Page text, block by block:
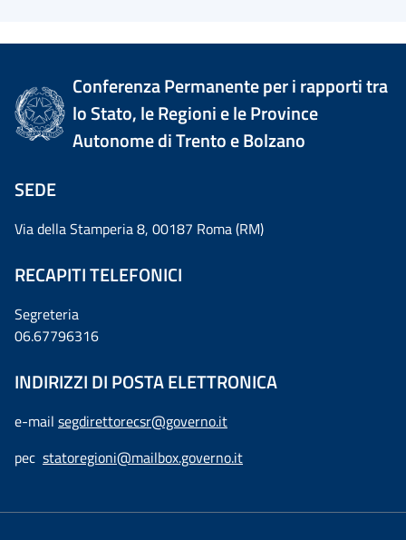
Conferenza Permanente per i rapporti tra
lo Stato, le Regioni e le Province
Autonome di Trento e Bolzano
SEDE
Via della Stamperia 8, 00187 Roma (RM)
RECAPITI TELEFONICI
Segreteria
06.67796316
INDIRIZZI DI POSTA ELETTRONICA
e-mail segdirettorecsr@governo.it
pec statoregioni@mailbox.governo.it